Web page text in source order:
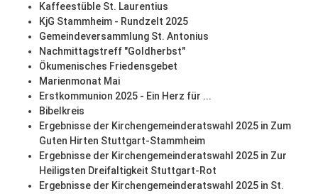
Kaffeestüble St. Laurentius
KjG Stammheim - Rundzelt 2025
Gemeindeversammlung St. Antonius
Nachmittagstreff "Goldherbst"
Ökumenisches Friedensgebet
Marienmonat Mai
Erstkommunion 2025 - Ein Herz für ...
Bibelkreis
Ergebnisse der Kirchengemeinderatswahl 2025 in Zum
Guten Hirten Stuttgart-Stammheim
Ergebnisse der Kirchengemeinderatswahl 2025 in Zur
Heiligsten Dreifaltigkeit Stuttgart-Rot
Ergebnisse der Kirchengemeinderatswahl 2025 in St.